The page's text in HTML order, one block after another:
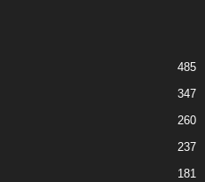
485
347
260
237
181